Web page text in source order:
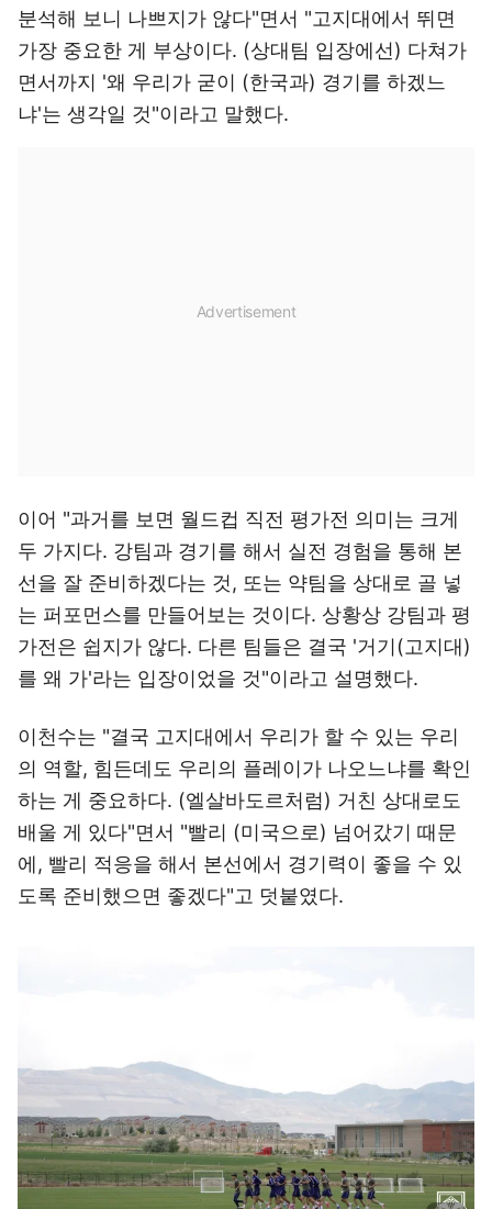
분석해 보니 나쁘지가 않다"면서 "고지대에서 뛰면
가장 중요한 게 부상이다. (상대팀 입장에선) 다쳐가
면서까지 '왜 우리가 굳이 (한국과) 경기를 하겠느
냐'는 생각일 것"이라고 말했다.
이어 "과거를 보면 월드컵 직전 평가전 의미는 크게
두 가지다. 강팀과 경기를 해서 실전 경험을 통해 본
선을 잘 준비하겠다는 것, 또는 약팀을 상대로 골 넣
는 퍼포먼스를 만들어보는 것이다. 상황상 강팀과 평
가전은 쉽지가 않다. 다른 팀들은 결국 '거기(고지대)
를 왜 가'라는 입장이었을 것"이라고 설명했다.
이천수는 "결국 고지대에서 우리가 할 수 있는 우리
의 역할, 힘든데도 우리의 플레이가 나오느냐를 확인
하는 게 중요하다. (엘살바도르처럼) 거친 상대로도
배울 게 있다"면서 "빨리 (미국으로) 넘어갔기 때문
에, 빨리 적응을 해서 본선에서 경기력이 좋을 수 있
도록 준비했으면 좋겠다"고 덧붙였다.